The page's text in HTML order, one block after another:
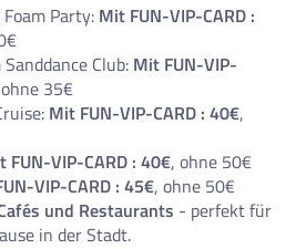
Party: Mit FUN-VIP-CARD :
Club: Mit FUN-VIP-
35€
Mit FUN-VIP-CARD : 40€,
FUN-VIP-CARD : 40€, ohne 50€
VIP-CARD : 45€, ohne 50€
und Restaurants - perfekt für
in der Stadt.